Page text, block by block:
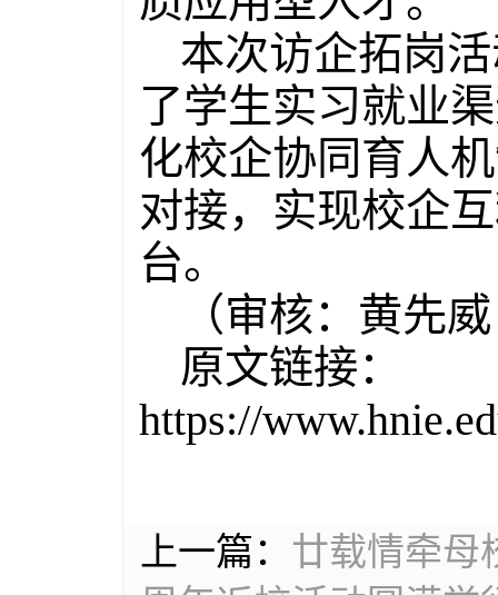
本次访企拓岗
了学生实习就业
化校企协同育人
对接，实现校企
台。
（审核：黄先
原文链接：
https://
上一篇： 廿载情牵